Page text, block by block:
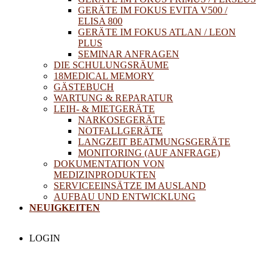
GERÄTE IM FOKUS EVITA V500 /
ELISA 800
GERÄTE IM FOKUS ATLAN / LEON
PLUS
SEMINAR ANFRAGEN
DIE SCHULUNGSRÄUME
18MEDICAL MEMORY
GÄSTEBUCH
WARTUNG & REPARATUR
LEIH- & MIETGERÄTE
NARKOSEGERÄTE
NOTFALLGERÄTE
LANGZEIT BEATMUNGSGERÄTE
MONITORING (AUF ANFRAGE)
DOKUMENTATION VON
MEDIZINPRODUKTEN
SERVICEEINSÄTZE IM AUSLAND
AUFBAU UND ENTWICKLUNG
NEUIGKEITEN
LOGIN